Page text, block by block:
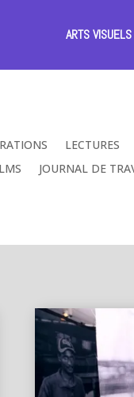
ARTS VISUELS
LECTURES
JOURNAL DE